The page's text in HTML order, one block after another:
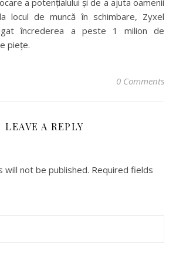
locul de muncă în schimbare, Zyxel
încrederea a peste 1 milion de
piețe.
0 Comments
LEAVE A REPLY
will not be published. Required fields